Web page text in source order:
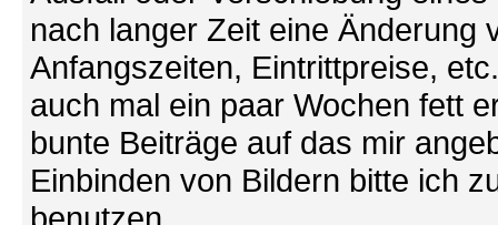
nach langer Zeit eine Änderung
Anfangszeiten, Eintrittpreise,
auch mal ein paar Wochen fett
bunte Beiträge auf das mir
Einbinden von Bildern bitte ich